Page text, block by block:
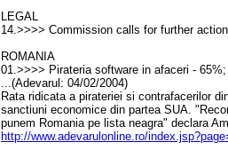
LEGAL
14.>>>> Commission calls for further
ROMANIA
01.>>>> Pirateria software in afaceri -
...(Adevarul: 04/02/2004)
Rata ridicata a pirateriei si contrafacerilor
sanctiuni economice din partea SUA.
punem Romania pe lista neagra" declara
http://www.adevarulonline.ro/